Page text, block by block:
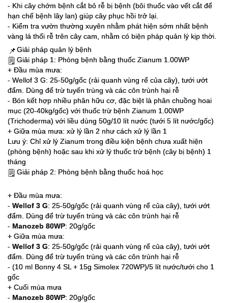
- Khi cây chớm bệnh cắt bỏ rễ bị bệnh (bôi thuốc vào vết cắt để
hạn chế bệnh lây lan) giúp cây phục hồi trở lại.
- Kiểm tra vườn thường xuyên nhằm phát hiện sớm nhất bệnh
vàng lá thối rễ trên cây cam, nhằm có biện pháp quản lý kịp thời.
📌Giải pháp quản lý bệnh
🗒 Giải pháp 1: Phòng bệnh bằng thuốc Zianum 1.00WP
+ Đầu mùa mưa:
- Wellof 3 G: 25-50g/gốc (rải quanh vùng rể của cây), tưới ướt
đẩm. Dùng để trừ tuyến trùng và các côn trùnh hại rễ
- Bón kết hợp nhiều phân hữu cơ, đặc biệt là phân chuồng hoai
mục (20-40kg/gốc) với thuốc trừ bệnh Zianum 1.00WP
(Trichoderma) với liều dùng 50g/10 lít nước (tưới 5 lít nước/gốc)
+ Giữa mùa mưa: xử lý lần 2 như cách xử lý lần 1
Lưu ý: Chỉ xử lý Zianum trong điều kiện bệnh chưa xuất hiện
(phòng bệnh) hoặc sau khi xử lý thuốc trừ bệnh (cây bị bệnh) 1
tháng
🗒 Giải pháp 2: Phòng bệnh bằng thuốc hoá học
+ Đầu mùa mưa:
- Wellof 3 G: 25-50g/gốc (rải quanh vùng rể của cây), tưới ướt
đẩm. Dùng để trừ tuyến trùng và các côn trùnh hại rễ
- Manozeb 80WP: 20g/gốc
+ Giữa mùa mưa:
- Wellof 3 G: 25-50g/gốc (rải quanh vùng rể của cây), tưới ướt
đẩm. Dùng để trừ tuyến trùng và các côn trùnh hại rễ
- (10 ml Bonny 4 SL + 15g Simolex 720WP)/5 lít nước/tưới cho 1
gốc
+ Cuối mùa mưa
- Manozeb 80WP: 20g/gốc